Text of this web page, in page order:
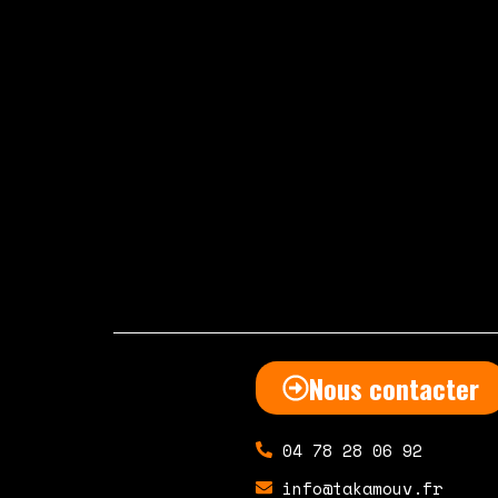
Nous contacter
04 78 28 06 92
info@takamouv.fr